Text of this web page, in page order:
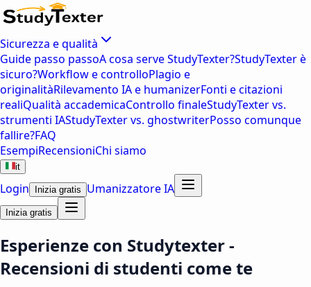
Sicurezza e qualità
Guide passo passoA cosa serve StudyTexter?StudyTexter è
sicuro?Workflow e controlloPlagio e
originalitàRilevamento IA e humanizerFonti e citazioni
realiQualità accademicaControllo finaleStudyTexter vs.
strumenti IAStudyTexter vs. ghostwriterPosso comunque
fallire?FAQ
EsempiRecensioniChi siamo
it
Login Inizia gratis Umanizzatore IA
Inizia gratis
Esperienze con Studytexter -
Recensioni di studenti come te